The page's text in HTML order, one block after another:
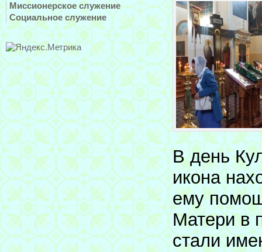
Миссионерское служение
Социальное служение
В день
икона
ему
Матери в
стали